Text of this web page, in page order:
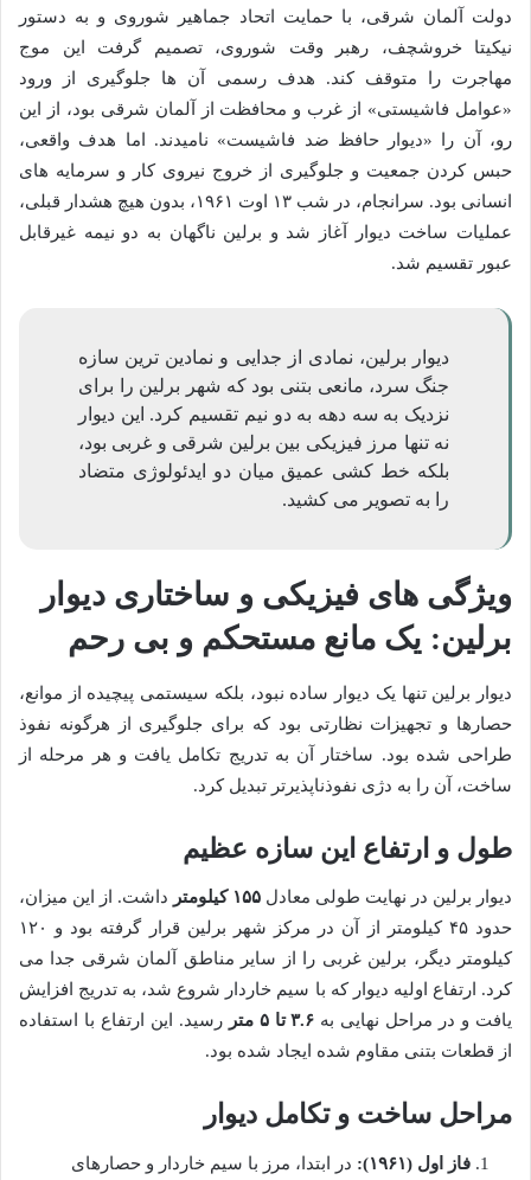
دولت آلمان شرقی، با حمایت اتحاد جماهیر شوروی و به دستور
نیکیتا خروشچف، رهبر وقت شوروی، تصمیم گرفت این موج
مهاجرت را متوقف کند. هدف رسمی آن ها جلوگیری از ورود
«عوامل فاشیستی» از غرب و محافظت از آلمان شرقی بود، از این
رو، آن را «دیوار حافظ ضد فاشیست» نامیدند. اما هدف واقعی،
حبس کردن جمعیت و جلوگیری از خروج نیروی کار و سرمایه های
انسانی بود. سرانجام، در شب ۱۳ اوت ۱۹۶۱، بدون هیچ هشدار قبلی،
عملیات ساخت دیوار آغاز شد و برلین ناگهان به دو نیمه غیرقابل
عبور تقسیم شد.
دیوار برلین، نمادی از جدایی و نمادین ترین سازه
جنگ سرد، مانعی بتنی بود که شهر برلین را برای
نزدیک به سه دهه به دو نیم تقسیم کرد. این دیوار
نه تنها مرز فیزیکی بین برلین شرقی و غربی بود،
بلکه خط کشی عمیق میان دو ایدئولوژی متضاد
را به تصویر می کشید.
ویژگی های فیزیکی و ساختاری دیوار
برلین: یک مانع مستحکم و بی رحم
دیوار برلین تنها یک دیوار ساده نبود، بلکه سیستمی پیچیده از موانع،
حصارها و تجهیزات نظارتی بود که برای جلوگیری از هرگونه نفوذ
طراحی شده بود. ساختار آن به تدریج تکامل یافت و هر مرحله از
ساخت، آن را به دژی نفوذناپذیرتر تبدیل کرد.
طول و ارتفاع این سازه عظیم
دیوار برلین در نهایت طولی معادل ۱۵۵ کیلومتر
داشت. از این میزان،
حدود ۴۵ کیلومتر از آن در مرکز شهر برلین قرار گرفته بود و ۱۲۰
کیلومتر دیگر، برلین غربی را از سایر مناطق آلمان شرقی جدا می
کرد. ارتفاع اولیه دیوار که با سیم خاردار شروع شد، به تدریج افزایش
یافت و در مراحل نهایی به ۳.۶ تا ۵ متر
رسید. این ارتفاع با استفاده
از قطعات بتنی مقاوم شده ایجاد شده بود.
مراحل ساخت و تکامل دیوار
فاز اول (۱۹۶۱): در ابتدا، مرز با سیم خاردار و حصارهای